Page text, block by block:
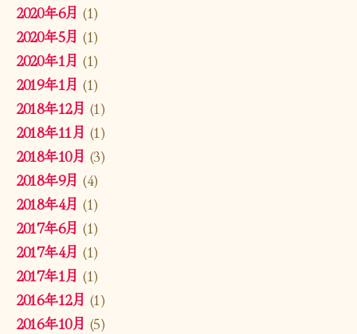
2020年6月 (1)
2020年5月 (1)
2020年1月 (1)
2019年1月 (1)
2018年12月 (1)
2018年11月 (1)
2018年10月 (3)
2018年9月 (4)
2018年4月 (1)
2017年6月 (1)
2017年4月 (1)
2017年1月 (1)
2016年12月 (1)
2016年10月 (5)